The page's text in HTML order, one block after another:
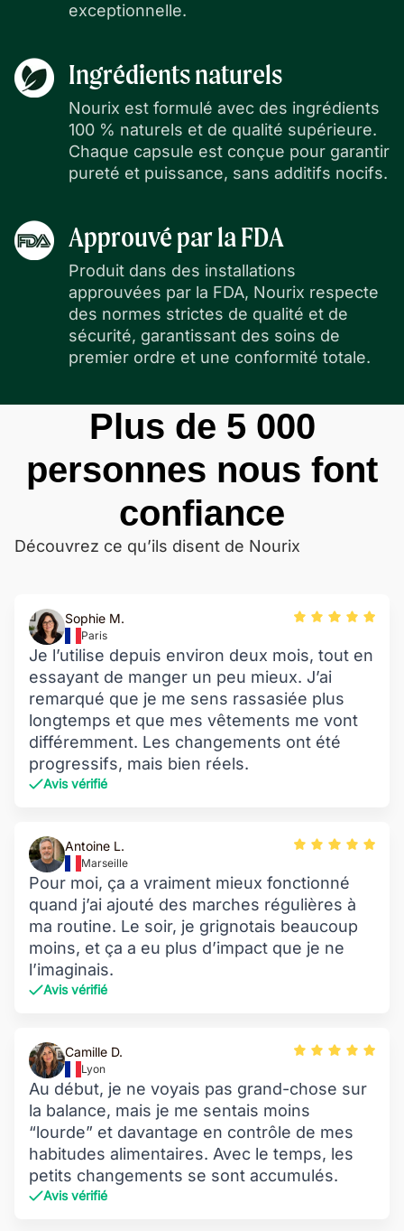
exceptionnelle.
Ingrédients naturels
Nourix est formulé avec des ingrédients
100 % naturels et de qualité supérieure.
Chaque capsule est conçue pour garantir
pureté et puissance, sans additifs nocifs.
Approuvé par la FDA
Produit dans des installations
approuvées par la FDA, Nourix respecte
des normes strictes de qualité et de
sécurité, garantissant des soins de
premier ordre et une conformité totale.
Plus de 5 000
personnes nous font
confiance
Découvrez ce qu’ils disent de Nourix
Sophie M.
Paris
Je l’utilise depuis environ deux mois, tout en
essayant de manger un peu mieux. J’ai
remarqué que je me sens rassasiée plus
longtemps et que mes vêtements me vont
différemment. Les changements ont été
progressifs, mais bien réels.
Avis vérifié
Antoine L.
Marseille
Pour moi, ça a vraiment mieux fonctionné
quand j’ai ajouté des marches régulières à
ma routine. Le soir, je grignotais beaucoup
moins, et ça a eu plus d’impact que je ne
l’imaginais.
Avis vérifié
Camille D.
Lyon
Au début, je ne voyais pas grand-chose sur
la balance, mais je me sentais moins
“lourde” et davantage en contrôle de mes
habitudes alimentaires. Avec le temps, les
petits changements se sont accumulés.
Avis vérifié